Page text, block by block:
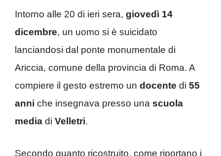
Intorno alle 20 di ieri sera, giovedì 14
dicembre, un uomo si è suicidato
lanciandosi dal ponte monumentale di
Ariccia, comune della provincia di Roma. A
compiere il gesto estremo un docente di 55
anni che insegnava presso una scuola
media di Velletri.
Secondo quanto ricostruito, come riportano i